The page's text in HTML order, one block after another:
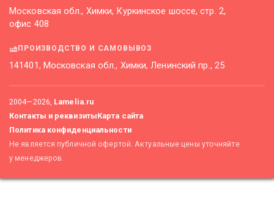
Московская обл., Химки, Куркинское шоссе, стр. 2,
офис 408
ПРОИЗВОДСТВО И САМОВЫВОЗ
141401, Московская обл., Химки, Ленинский пр., 25
2004—2026, Lamelia.ru
Контакты и реквизитыКарта сайта
Политика конфиденциальности
Не является публичной офертой. Актуальные цены уточняйте
у менеджеров.